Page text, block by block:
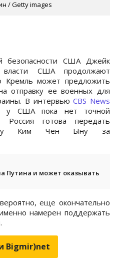
/ Getty images
безопасности США Джейк
США продолжают
Кремль может предложить
отправку ее военных для
В интервьюCBS News
у США пока нет точной
готова передать
Ким Чен Ыну за
Путина и может оказывать
еще окончательно
намерен поддержать
Bigmir)net